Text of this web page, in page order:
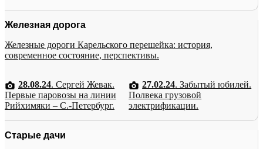
Железная дорога
Железные дороги Карельского перешейка: история,
современное состояние, перспективы.
28.08.24. Сергей Жевак.
Первые паровозы на линии
Рийхимяки – С.-Петербург.
27.02.24. Забытый юбилей.
Полвека грузовой
электрификации.
Старые дачи